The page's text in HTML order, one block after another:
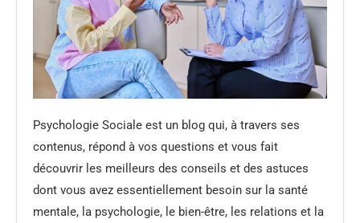
Psychologie Sociale est un blog qui, à travers ses
contenus, répond à vos questions et vous fait
découvrir les meilleurs des conseils et des astuces
dont vous avez essentiellement besoin sur la santé
mentale, la psychologie, le bien-être, les relations et la